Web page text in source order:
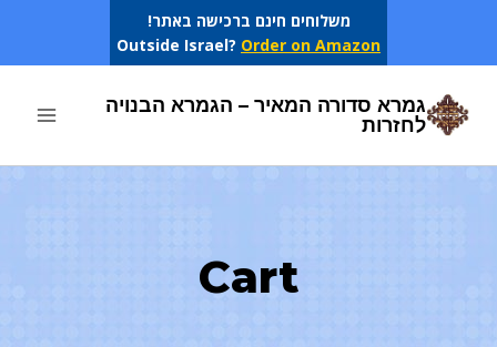
משלוחים חינם ברכישה באתר!
Outside Israel? Order on Amazon
גמרא סדורה המאיר – הגמרא הבנויה
לחזרות
Cart